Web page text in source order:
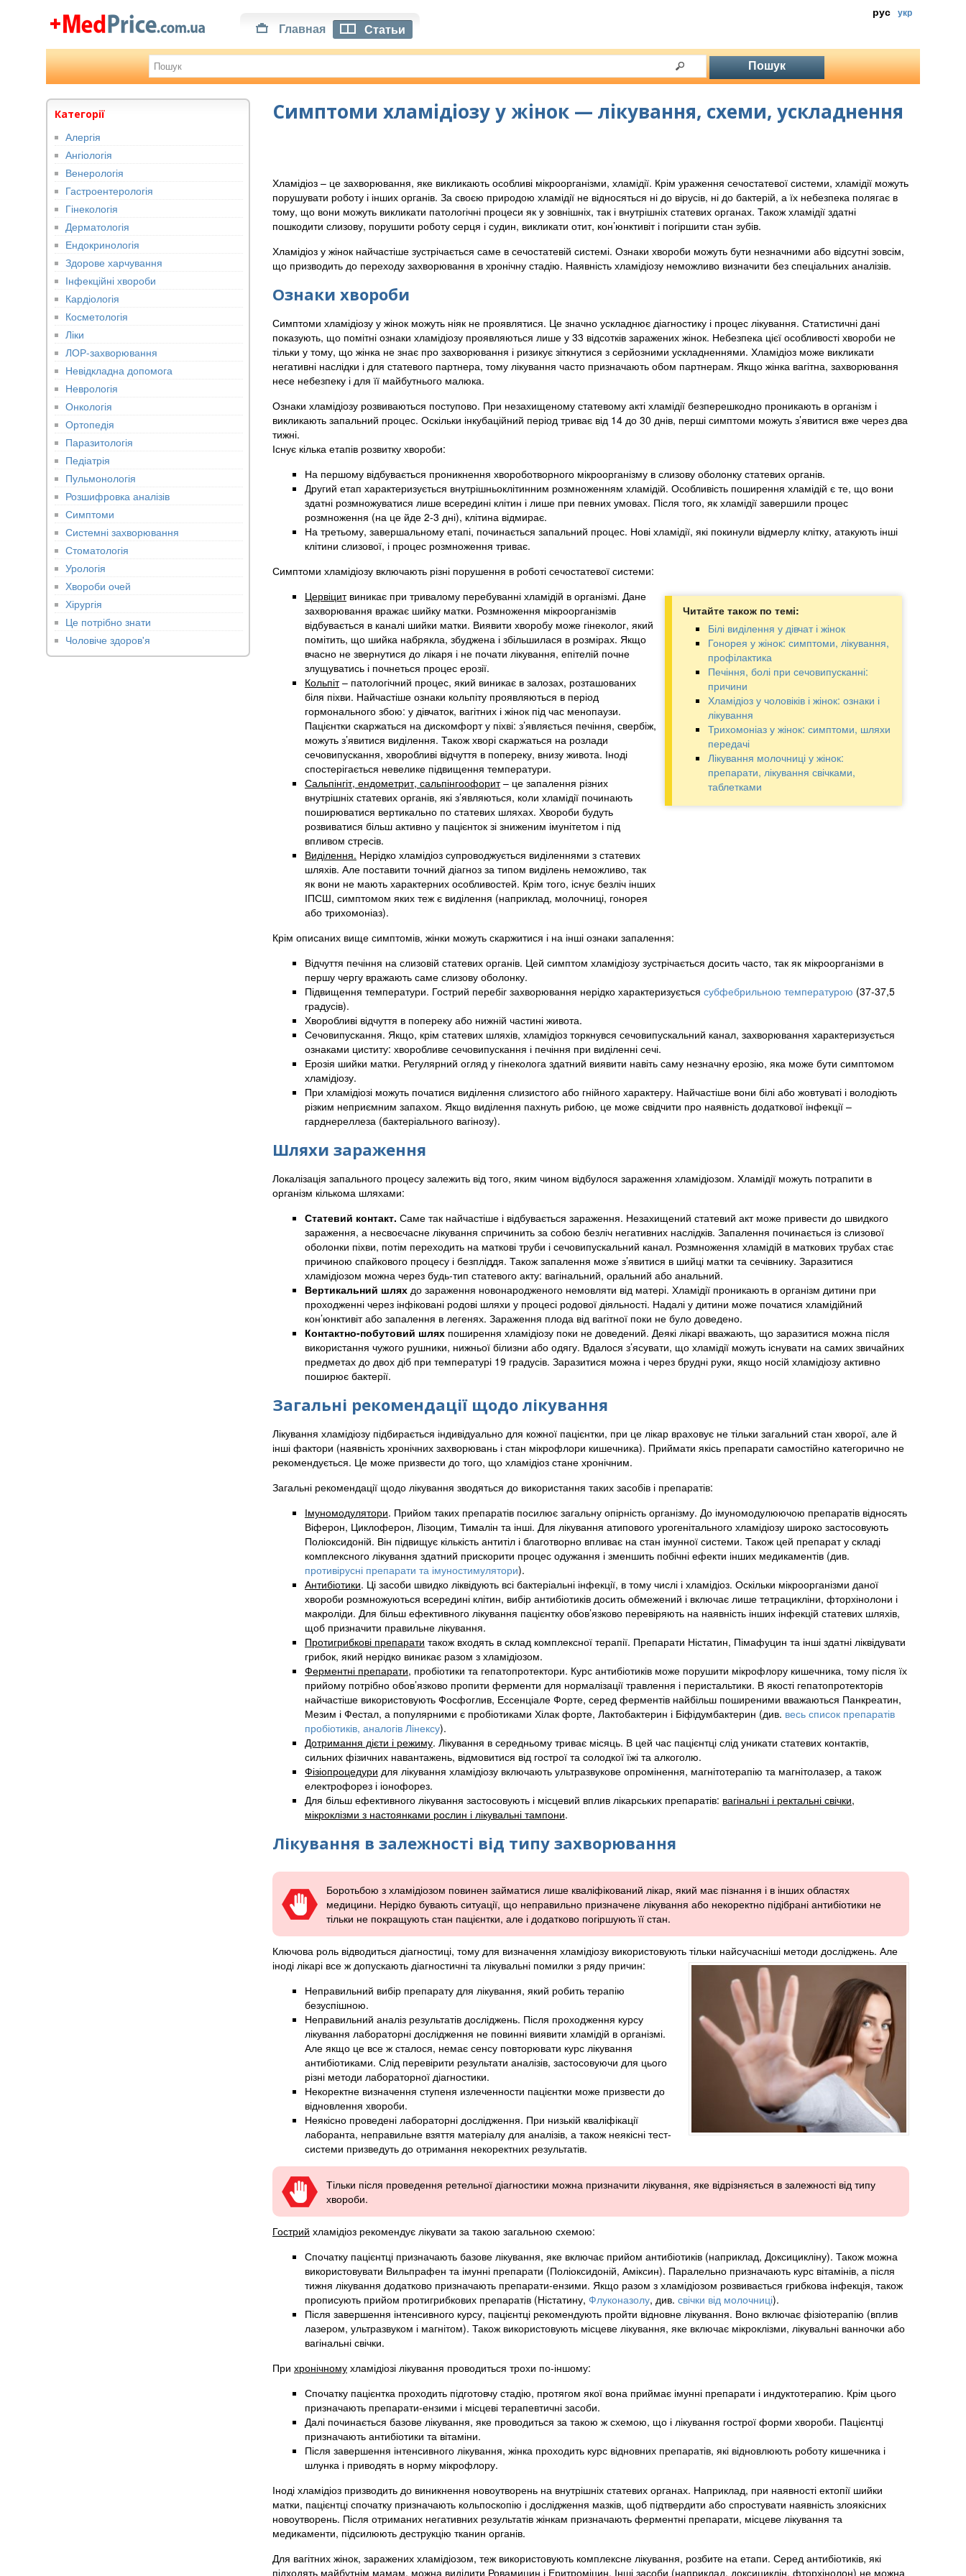
рус укр
Главная Статьи
Симптоми хламідіозу у жінок — лікування, схеми, ускладнення
Хламідіоз – це захворювання, яке викликають особливі мікроорганізми, хламідії. Крім ураження сечостатевої системи, хламідії можуть
порушувати роботу і інших органів. За своєю природою хламідії не відносяться ні до вірусів, ні до бактерій, а їх небезпека полягає в
тому, що вони можуть викликати патологічні процеси як у зовнішніх, так і внутрішніх статевих органах. Також хламідії здатні
пошкодити слизову, порушити роботу серця і судин, викликати отит, кон’юнктивіт і погіршити стан зубів.
Хламідіоз у жінок найчастіше зустрічається саме в сечостатевій системі. Ознаки хвороби можуть бути незначними або відсутні зовсім,
що призводить до переходу захворювання в хронічну стадію. Наявність хламідіозу неможливо визначити без спеціальних аналізів.
Ознаки хвороби
Симптоми хламідіозу у жінок можуть ніяк не проявлятися. Це значно ускладнює діагностику і процес лікування. Статистичні дані
показують, що помітні ознаки хламідіозу проявляються лише у 33 відсотків заражених жінок. Небезпека цієї особливості хвороби не
тільки у тому, що жінка не знає про захворювання і ризикує зіткнутися з серйозними ускладненнями. Хламідіоз може викликати
негативні наслідки і для статевого партнера, тому лікування часто призначають обом партнерам. Якщо жінка вагітна, захворювання
несе небезпеку і для її майбутнього малюка.
Ознаки хламідіозу розвиваються поступово. При незахищеному статевому акті хламідії безперешкодно проникають в організм і
викликають запальний процес. Оскільки інкубаційний період триває від 14 до 30 днів, перші симптоми можуть з’явитися вже через два
тижні.
Існує кілька етапів розвитку хвороби:
На першому відбувається проникнення хвороботворного мікроорганізму в слизову оболонку статевих органів.
Другий етап характеризується внутрішньоклітинним розмноженням хламідій. Особливість поширення хламідій є те, що вони
здатні розмножуватися лише всередині клітин і лише при певних умовах. Після того, як хламідії завершили процес
розмноження (на це йде 2-3 дні), клітина відмирає.
На третьому, завершальному етапі, починається запальний процес. Нові хламідії, які покинули відмерлу клітку, атакують інші
клітини слизової, і процес розмноження триває.
Симптоми хламідіозу включають різні порушення в роботі сечостатевої системи:
Читайте також по темі:
Білі виділення у дівчат і жінок
Гонорея у жінок: симптоми, лікування,
профілактика
Печіння, болі при сечовипусканні:
причини
Хламідіоз у чоловіків і жінок: ознаки і
лікування
Трихомоніаз у жінок: симптоми, шляхи
передачі
Лікування молочниці у жінок:
препарати, лікування свічками,
таблетками
Цервіцитвиникає при тривалому перебуванні хламідій в організмі. Дане
захворювання вражає шийку матки. Розмноження мікроорганізмів
відбувається в каналі шийки матки. Виявити хворобу може гінеколог, який
помітить, що шийка набрякла, збуджена і збільшилася в розмірах. Якщо
вчасно не звернутися до лікаря і не почати лікування, епітелій почне
злущуватись і почнеться процес ерозії.
Кольпіт– патологічний процес, який виникає в залозах, розташованих
біля піхви. Найчастіше ознаки кольпіту проявляються в період
гормонального збою: у дівчаток, вагітних і жінок під час менопаузи.
Пацієнтки скаржаться на дискомфорт у піхві: з’являється печіння, свербіж,
можуть з’явитися виділення. Також хворі скаржаться на розлади
сечовипускання, хворобливі відчуття в попереку, внизу живота. Іноді
спостерігається невелике підвищення температури.
Сальпінгіт, ендометрит, сальпінгоофорит– це запалення різних
внутрішніх статевих органів, які з’являються, коли хламідії починають
поширюватися вертикально по статевих шляхах. Хвороби будуть
розвиватися більш активно у пацієнток зі зниженим імунітетом і під
впливом стресів.
Виділення. Нерідко хламідіоз супроводжується виділеннями з статевих
шляхів. Але поставити точний діагноз за типом виділень неможливо, так
як вони не мають характерних особливостей. Крім того, існує безліч інших
ІПСШ, симптомом яких теж є виділення (наприклад, молочниці, гонорея
або трихомоніаз).
Крім описаних вище симптомів, жінки можуть скаржитися і на інші ознаки запалення:
Відчуття печіння на слизовій статевих органів. Цей симптом хламідіозу зустрічається досить часто, так як мікроорганізми в
першу чергу вражають саме слизову оболонку.
Підвищення температури. Гострий перебіг захворювання нерідко характеризується субфебрильною температурою (37-37,5
градусів).
Хворобливі відчуття в попереку або нижній частині живота.
Сечовипускання. Якщо, крім статевих шляхів, хламідіоз торкнувся сечовипускальний канал, захворювання характеризується
ознаками циститу: хворобливе сечовипускання і печіння при виділенні сечі.
Ерозія шийки матки. Регулярний огляд у гінеколога здатний виявити навіть саму незначну ерозію, яка може бути симптомом
хламідіозу.
При хламідіозі можуть початися виділення слизистого або гнійного характеру. Найчастіше вони білі або жовтуваті і володіють
різким неприємним запахом. Якщо виділення пахнуть рибою, це може свідчити про наявність додаткової інфекції –
гарднереллеза (бактеріального вагінозу).
Шляхи зараження
Локалізація запального процесу залежить від того, яким чином відбулося зараження хламідіозом. Хламідії можуть потрапити в
організм кількома шляхами:
Статевий контакт. Саме так найчастіше і відбувається зараження. Незахищений статевий акт може привести до швидкого
зараження, а несвоєчасне лікування спричинить за собою безліч негативних наслідків. Запалення починається із слизової
оболонки піхви, потім переходить на маткові труби і сечовипускальний канал. Розмноження хламідій в маткових трубах стає
причиною спайкового процесу і безпліддя. Також запалення може з’явитися в шийці матки та сечівнику. Заразитися
хламідіозом можна через будь-тип статевого акту: вагінальний, оральний або анальний.
Вертикальний шлях до зараження новонародженого немовляти від матері. Хламідії проникають в організм дитини при
проходженні через інфіковані родові шляхи у процесі родової діяльності. Надалі у дитини може початися хламідійний
кон’юнктивіт або запалення в легенях. Зараження плода від вагітної поки не було доведено.
Контактно-побутовий шлях поширення хламідіозу поки не доведений. Деякі лікарі вважають, що заразитися можна після
використання чужого рушники, нижньої білизни або одягу. Вдалося з’ясувати, що хламідії можуть існувати на самих звичайних
предметах до двох діб при температурі 19 градусів. Заразитися можна і через брудні руки, якщо носій хламідіозу активно
поширює бактерії.
Загальні рекомендації щодо лікування
Лікування хламідіозу підбирається індивідуально для кожної пацієнтки, при це лікар враховує не тільки загальний стан хворої, але й
інші фактори (наявність хронічних захворювань і стан мікрофлори кишечника). Приймати якісь препарати самостійно категорично не
рекомендується. Це може призвести до того, що хламідіоз стане хронічним.
Загальні рекомендації щодо лікування зводяться до використання таких засобів і препаратів:
Імуномодулятори. Прийом таких препаратів посилює загальну опірність організму. До імуномодулюючою препаратів відносять
Віферон, Циклоферон, Лізоцим, Тималін та інші. Для лікування атипового урогенітального хламідіозу широко застосовують
Поліоксидоній. Він підвищує кількість антитіл і благотворно впливає на стан імунної системи. Також цей препарат у складі
комплексного лікування здатний прискорити процес одужання і зменшить побічні ефекти інших медикаментів (див.
противірусні препарати та імуностимулятори).
Антибіотики. Ці засоби швидко ліквідують всі бактеріальні інфекції, в тому числі і хламідіоз. Оскільки мікроорганізми даної
хвороби розмножуються всередині клітин, вибір антибіотиків досить обмежений і включає лише тетрацикліни, фторхінолони і
макроліди. Для більш ефективного лікування пацієнтку обов’язково перевіряють на наявність інших інфекцій статевих шляхів,
щоб призначити правильне лікування.
Протигрибкові препарати також входять в склад комплексної терапії. Препарати Ністатин, Пімафуцин та інші здатні ліквідувати
грибок, який нерідко виникає разом з хламідіозом.
Ферментні препарати, пробіотики та гепатопротектори. Курс антибіотиків може порушити мікрофлору кишечника, тому після їх
прийому потрібно обов’язково пропити ферменти для нормалізації травлення і перистальтики. В якості гепатопротекторів
найчастіше використовують Фосфоглив, Ессенціале Форте, серед ферментів найбільш поширеними вважаються Панкреатин,
Мезим і Фестал, а популярними є пробіотиками Хілак форте, Лактобактерин і Біфідумбактерин (див. весь список препаратів
пробіотиків, аналогів Лінексу).
Дотримання дієти і режиму. Лікування в середньому триває місяць. В цей час пацієнтці слід уникати статевих контактів,
сильних фізичних навантажень, відмовитися від гострої та солодкої їжі та алкоголю.
Фізіопроцедури для лікування хламідіозу включають ультразвукове опромінення, магнітотерапію та магнітолазер, а також
електрофорез і іонофорез.
Для більш ефективного лікування застосовують і місцевий вплив лікарських препаратів: вагінальні і ректальні свічки,
мікроклізми з настоянками рослин і лікувальні тампони.
Лікування в залежності від типу захворювання
Боротьбою з хламідіозом повинен займатися лише кваліфікований лікар, який має пізнання і в інших областях
медицини. Нерідко бувають ситуації, що неправильно призначене лікування або некоректно підібрані антибіотики не
тільки не покращують стан пацієнтки, але і додатково погіршують її стан.
Ключова роль відводиться діагностиці, тому для визначення хламідіозу використовують тільки найсучасніші методи досліджень. Але
іноді лікарі все ж допускають діагностичні та лікувальні помилки з ряду причин:
Неправильний вибір препарату для лікування, який робить терапію
безуспішною.
Неправильний аналіз результатів досліджень. Після проходження курсу
лікування лабораторні дослідження не повинні виявити хламідій в організмі.
Але якщо це все ж сталося, немає сенсу повторювати курс лікування
антибіотиками. Слід перевірити результати аналізів, застосовуючи для цього
різні методи лабораторної діагностики.
Некоректне визначення ступеня излеченности пацієнтки може призвести до
відновлення хвороби.
Неякісно проведені лабораторні дослідження. При низькій кваліфікації
лаборанта, неправильне взяття матеріалу для аналізів, а також неякісні тест-
системи призведуть до отримання некоректних результатів.
Тільки після проведення ретельної діагностики можна призначити лікування, яке відрізняється в залежності від типу
хвороби.
Гострий хламідіоз рекомендує лікувати за такою загальною схемою:
Спочатку пацієнтці призначають базове лікування, яке включає прийом антибіотиків (наприклад, Доксицикліну). Також можна
використовувати Вильпрафен та імунні препарати (Поліоксидоній, Аміксин). Паралельно призначають курс вітамінів, а після
тижня лікування додатково призначають препарати-ензими. Якщо разом з хламідіозом розвивається грибкова інфекція, також
прописують прийом протигрибкових препаратів (Ністатину, Флуконазолу, див. свічки від молочниці).
Після завершення інтенсивного курсу, пацієнтці рекомендують пройти відновне лікування. Воно включає фізіотерапію (вплив
лазером, ультразвуком і магнітом). Також використовують місцеве лікування, яке включає мікроклізми, лікувальні ванночки або
вагінальні свічки.
При хронічному хламідіозі лікування проводиться трохи по-іншому:
Спочатку пацієнтка проходить підготовчу стадію, протягом якої вона приймає імунні препарати і индуктотерапию. Крім цього
призначають препарати-ензими і місцеві терапевтичні засоби.
Далі починається базове лікування, яке проводиться за такою ж схемою, що і лікування гострої форми хвороби. Пацієнтці
призначають антибіотики та вітаміни.
Після завершення інтенсивного лікування, жінка проходить курс відновних препаратів, які відновлюють роботу кишечника і
шлунка і приводять в норму мікрофлору.
Іноді хламідіоз призводить до виникнення новоутворень на внутрішніх статевих органах. Наприклад, при наявності ектопії шийки
матки, пацієнтці спочатку призначають кольпоскопію і дослідження мазків, щоб підтвердити або спростувати наявність злоякісних
новоутворень. Після отриманих негативних результатів жінкам призначають ферментні препарати, місцеве лікування та
медикаменти, підсилюють деструкцію тканин органів.
Для вагітних жінок, заражених хламідіозом, теж використовують комплексне лікування, розбите на етапи. Серед антибіотиків, які
підходять майбутнім мамам, можна виділити Ровамицин і Еритроміцин. Інші засоби (наприклад, доксициклін, фторхінолон) не можна
Категорії
Алергія
Ангіологія
Венерологія
Гастроентерологія
Гінекологія
Дерматологія
Ендокринологія
Здорове харчування
Інфекційні хвороби
Кардіологія
Косметологія
Ліки
ЛОР-захворювання
Невідкладна допомога
Неврологія
Онкологія
Ортопедія
Паразитологія
Педіатрія
Пульмонологія
Розшифровка аналізів
Симптоми
Системні захворювання
Стоматологія
Урологія
Хвороби очей
Хірургія
Це потрібно знати
Чоловіче здоров'я